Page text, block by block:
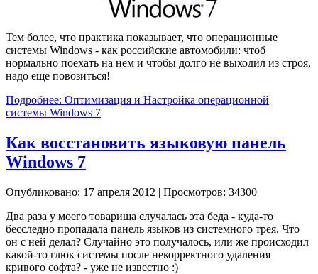
Тем более, что практика показывает, что операционные
системы Windows - как российские автомобили: чтоб
нормально поехать на нем и чтобы долго не выходил из строя,
надо еще повозиться!
Подробнее: Оптимизация и Настройка операционной
системы Windows 7
Как восстановить языковую панель
Windows 7
Опубликовано: 17 апреля 2012 | Просмотров: 34300
Два раза у моего товарища случалась эта беда - куда-то
бесследно пропадала панель языков из системного трея. Что
он с ней делал? Случайно это получалось, или же происходил
какой-то глюк системы после некорректного удаления
кривого софта? - уже не известно :)